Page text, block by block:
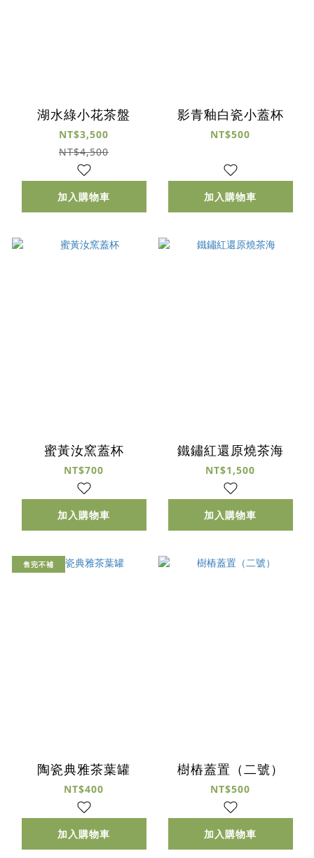
湖水綠小花茶盤
NT$3,500
NT$4,500
加入購物車
影青釉白瓷小蓋杯
NT$500
加入購物車
蜜黃汝窯蓋杯
NT$700
加入購物車
鐵鏽紅還原燒茶海
NT$1,500
加入購物車
售完不補
陶瓷典雅茶葉罐
NT$400
加入購物車
樹樁蓋置（二號）
NT$500
加入購物車